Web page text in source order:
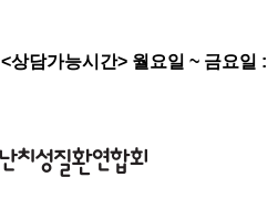
<상담가능시간> 월요일 ~ 금요일 :